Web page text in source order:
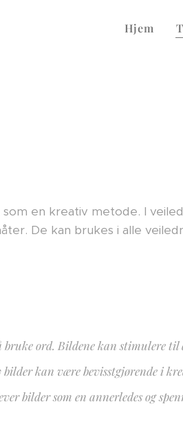
Hjem
en kreativ metode. I
De kan brukes i alle
bruke ord. Bildene kan stimulere til
kan være bevisstgjørende i
bilder som en annerledes og